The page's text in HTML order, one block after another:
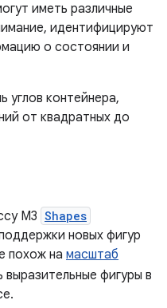
иметь различные
идентифицируют
о состоянии и
углов контейнера,
от квадратных до
M3 Shapes
новых фигур
похож на масштаб
выразительные фигуры в